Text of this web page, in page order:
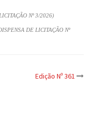
Nº 3/2026)
DE LICITAÇÃO Nº
Edição Nº 361